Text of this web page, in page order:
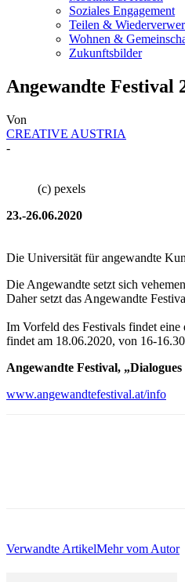
Soziales Engagement
Teilen &
Wohnen &
Zukunftsbilder
Angewandte Festival
Von
CREATIVE AUSTRIA
-
(c) pexels
23.-26.06.2020
Die Universität für angewandte
Die Angewandte setzt sich
Daher setzt das Angewandte
Im Vorfeld des Festivals findet
findet am 18.06.2020, von 16-
Angewandte Festival,
www.angewandtefestival.at/info
Verwandte ArtikelMehr vom Autor